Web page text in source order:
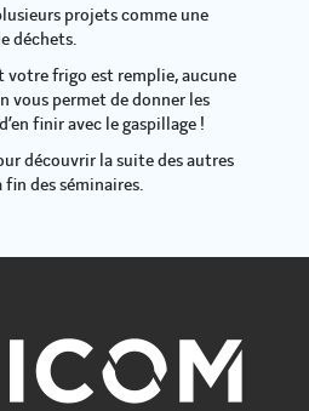
projets comme une
déchets.
votre frigo est remplie, aucune
vous permet de donner les
finir avec le gaspillage !
découvrir la suite des autres
des séminaires.